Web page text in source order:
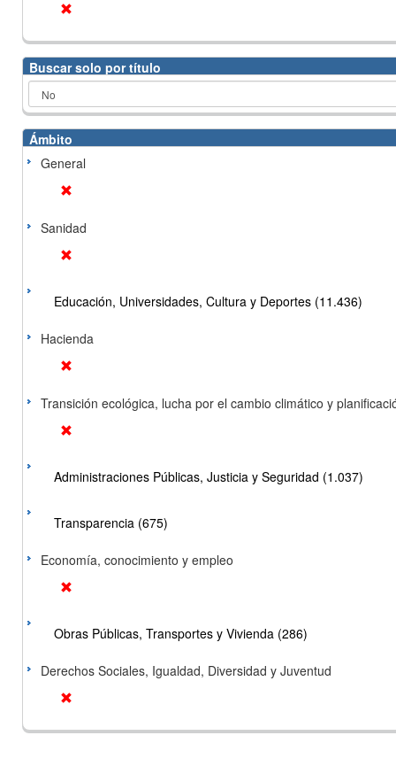
Buscar solo por título
Ámbito
General
Sanidad
Educación, Universidades, Cultura y Deportes (11.436)
Hacienda
Transición ecológica, lucha por el cambio climático y
Administraciones Públicas, Justicia y Seguridad (1.037)
Transparencia (675)
Economía, conocimiento y empleo
Obras Públicas, Transportes y Vivienda (286)
Derechos Sociales, Igualdad, Diversidad y Juventud